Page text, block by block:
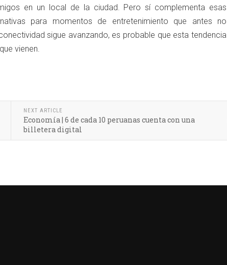
en un local de la ciudad. Pero sí complementa esas
para momentos de entretenimiento que antes no
sigue avanzando, es probable que esta tendencia
vienen.
NEXT ARTICLE
Economía | 6 de cada 10 peruanas cuenta con una
billetera digital